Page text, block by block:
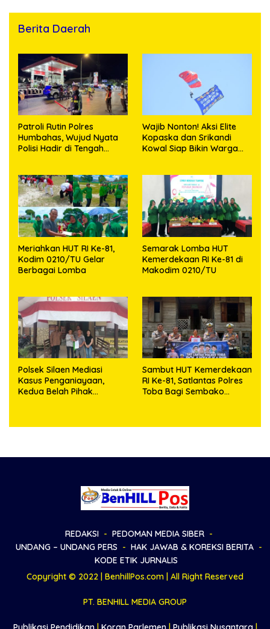
Berita Daerah
Patroli Rutin Polres
Humbahas, Wujud Nyata
Polisi Hadir di Tengah
Wajib Nonton! Aksi Elite
Kopaska dan Srikandi
Kowal Siap Bikin Warga
Meriahkan HUT RI Ke-81,
Kodim 0210/TU Gelar
Berbagai Lomba
Semarak Lomba HUT
Kemerdekaan RI Ke-81 di
Makodim 0210/TU
Polsek Silaen Mediasi
Kasus Penganiayaan,
Kedua Belah Pihak
Sambut HUT Kemerdekaan
RI Ke-81, Satlantas Polres
Toba Bagi Sembako
REDAKSI
PEDOMAN MEDIA SIBER
UNDANG – UNDANG PERS
HAK JAWAB & KOREKSI BERITA
KODE ETIK JURNALIS
Copyright © 2022 | BenhillPos.com | All Right Reserved
PT. BENHILL MEDIA GROUP